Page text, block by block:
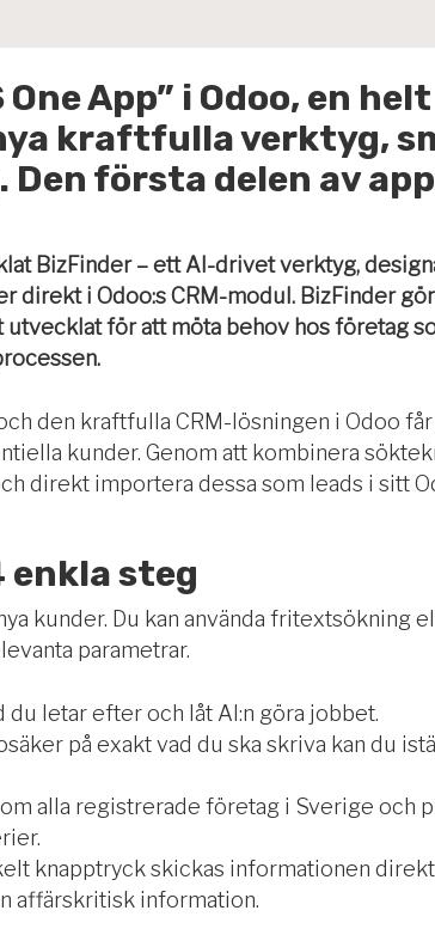
App” i Odoo, en
kraftfulla verktyg,
. Den första delen av
BizFinder – ett AI-drivet verktyg,
direkt i Odoo:s CRM-modul. BizFinder
utvecklat för att möta behov hos företag
den kraftfulla CRM-lösningen i Odoo
kunder. Genom att kombinera
direkt importera dessa som leads i sitt
enkla steg
kunder. Du kan använda fritextsökning
parametrar.
du letar efter och låt AI:n göra jobbet.
på exakt vad du ska skriva kan du
alla registrerade företag i Sverige och
knapptryck skickas informationen
affärskritisk information.